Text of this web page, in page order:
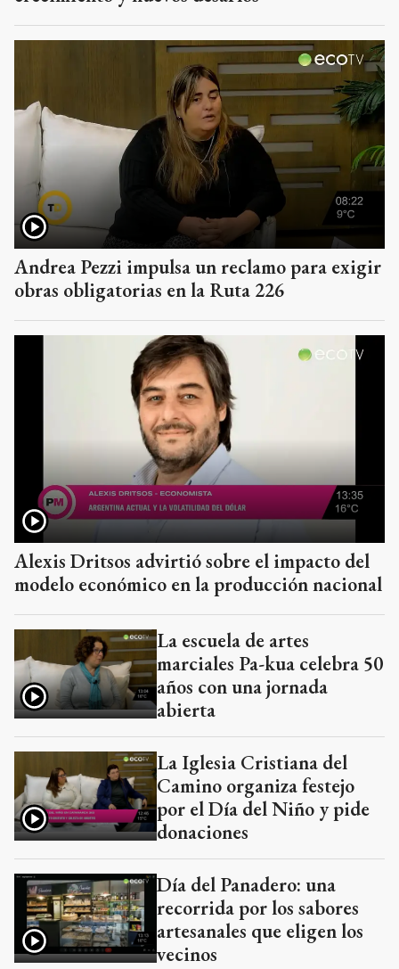
Andrea Pezzi impulsa un reclamo para exigir
obras obligatorias en la Ruta 226
Alexis Dritsos advirtió sobre el impacto del
modelo económico en la producción nacional
La escuela de artes
marciales Pa-kua celebra 50
años con una jornada
abierta
La Iglesia Cristiana del
Camino organiza festejo
por el Día del Niño y pide
donaciones
Día del Panadero: una
recorrida por los sabores
artesanales que eligen los
vecinos